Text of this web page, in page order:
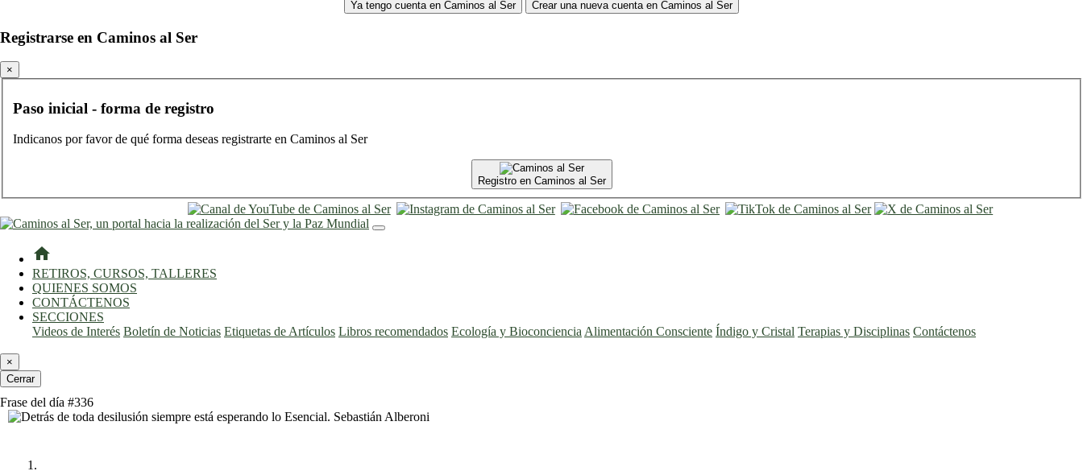
Ya tengo cuenta en Caminos al Ser Crear una nueva cuenta en Caminos al Ser
Registrarse en Caminos al Ser
×
Paso inicial - forma de registro
Indicanos por favor de qué forma deseas registrarte en Caminos al Ser
Registro en Caminos al Ser
home
RETIROS, CURSOS, TALLERES
QUIENES SOMOS
CONTÁCTENOS
SECCIONES
Videos de Interés Boletín de Noticias Etiquetas de Artículos Libros recomendados Ecología y Bioconciencia Alimentación Consciente Índigo y Cristal Terapias y Disciplinas Contáctenos
×
Cerrar
Frase del día #336